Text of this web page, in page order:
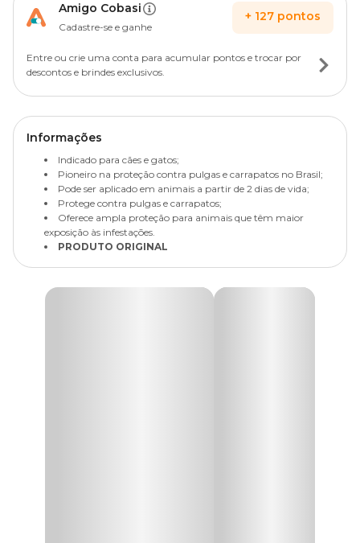
Amigo Cobasi
Cadastre-se e ganhe
+ 127 pontos
Entre ou crie uma conta para acumular pontos e trocar por
descontos e brindes exclusivos.
Informações
Indicado para cães e gatos;
Pioneiro na proteção contra pulgas e carrapatos no Brasil;
Pode ser aplicado em animais a partir de 2 dias de vida;
Protege contra pulgas e carrapatos;
Oferece ampla proteção para animais que têm maior
exposição às infestações.
PRODUTO ORIGINAL